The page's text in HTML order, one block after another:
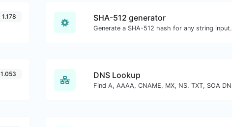
1.178 SHA-512 generator
Generate a SHA-512 hash for any string input.
1.053 DNS Lookup